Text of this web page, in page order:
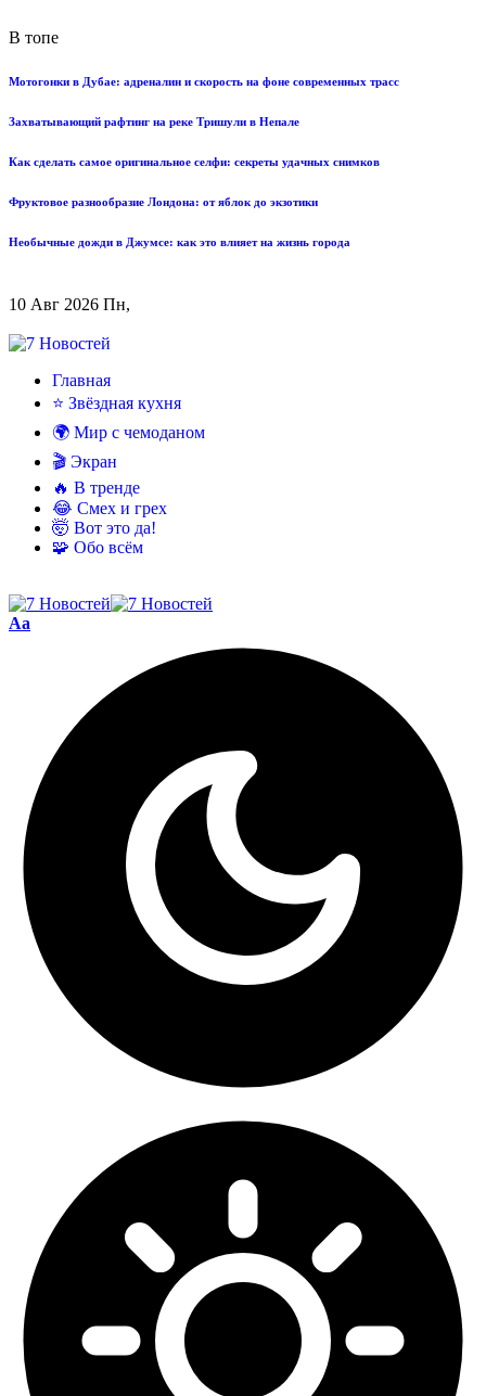
В топе
Мотогонки в Дубае: адреналин и скорость на фоне современных трасс
Захватывающий рафтинг на реке Тришули в Непале
Как сделать самое оригинальное селфи: секреты удачных снимков
Фруктовое разнообразие Лондона: от яблок до экзотики
Необычные дожди в Джумсе: как это влияет на жизнь города
10 Авг 2026 Пн,
Главная
⭐ Звёздная кухня
🌍 Мир с чемоданом
🎬 Экран
🔥 В тренде
😂 Смех и грех
🤯 Вот это да!
🧩 Обо всём
Aa